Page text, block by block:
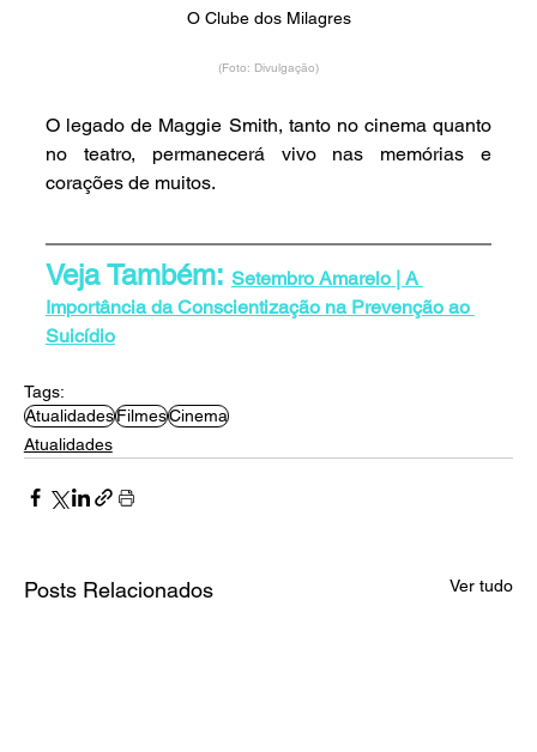
O Clube dos Milagres
(Foto: Divulgação)
O legado de Maggie Smith, tanto no cinema quanto
no teatro, permanecerá vivo nas memórias e
corações de muitos.
Veja Também: Setembro Amarelo | A
Importância da Conscientização na Prevenção ao
Suicídio
Tags:
AtualidadesFilmesCinema
Atualidades
Posts Relacionados Ver tudo